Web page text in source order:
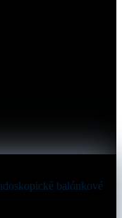
balónkové